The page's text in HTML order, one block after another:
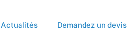
Actualités Demandez un devis